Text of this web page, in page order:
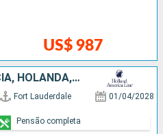
US$ 987
ESTADOS UNIDOS, FRANCIA, HOLANDA, BÉLGICA
Fort Lauderdale 01/04/2028
Pensão completa